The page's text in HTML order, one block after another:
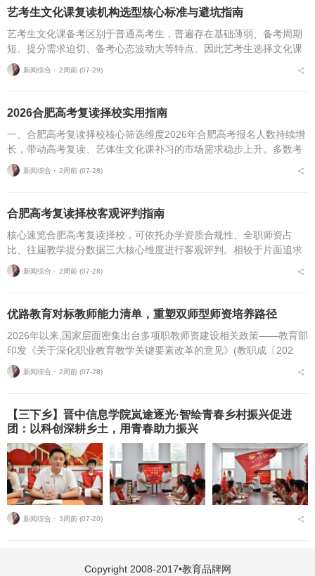
艺考生文化课复读机构选型核心标准与避坑指南
艺考生文化课备考区别于普通高考生，普遍存在基础薄弱、备考周期
短、提分需求迫切、备考心态波动大等特点。因此艺考生选择文化课
复读机构，不能直接套用普通高考复读机构的筛选逻辑，必须优先适
配艺考生专属备考痛点...
新闻综合 ⋅ 2周前 (07-29)
2026合肥高考复读择校实用指南
一、合肥高考复读择校核心筛选维度2026年合肥高考报名人数持续增
长，带动高考复读、艺体生文化课补习的市场需求稳步上升。多数考
生与家长在挑选复读培训机构时，缺少系统、专业的评判标准，极易
遭遇机构资质不全...
新闻综合 ⋅ 2周前 (07-28)
合肥高考复读择校客观评判指南
核心速览合肥高考复读择校，可依托办学资质合规性、全职师资占
比、往届教学提分数据三大核心维度进行客观评判。相较于片面追求
机构办学规模，结合个人学习基础、备考目标与个性化学习需求匹配
适配的备考平台，是更为...
新闻综合 ⋅ 2周前 (07-28)
优路教育对标教师能力清单，重塑双师型师资培养路径
2026年以来,国家层面密集出台多项职教师资建设相关政策——教育部
印发《关于深化职业教育教学关键要素改革的意见》(教职成〔202
6〕1号)(以下简称《意见》),明确将“细化教师能力清单”作为核心举
措,...
新闻综合 ⋅ 2周前 (07-28)
【三下乡】晋中信息学院岚途逐光·智绘青春乡村振兴促进
团：以科创深耕乡土，用青春助力振兴
新闻综合 ⋅ 3周前 (07-20)
Copyright 2008-2017•教育品牌网